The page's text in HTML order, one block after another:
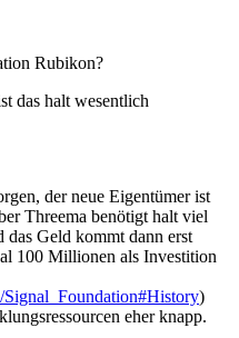
Rubikon?
das halt wesentlich
der neue Eigentümer ist
Threema benötigt halt viel
Geld kommt dann erst
100 Millionen als Investition
)
eher knapp.